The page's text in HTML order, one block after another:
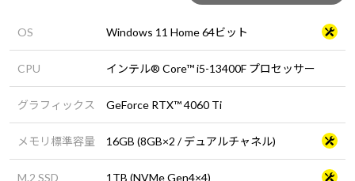
OS Windows 11 Home 64ビット
CPU インテル® Core™ i5-13400F プロセッサー
グラフィックス GeForce RTX™ 4060 Ti
メモリ標準容量 16GB (8GB×2 / デュアルチャネル)
M.2 SSD 1TB (NVMe Gen4×4)